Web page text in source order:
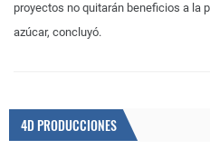
proyectos no quitarán beneficios a la
azúcar, concluyó.
4D PRODUCCIONES